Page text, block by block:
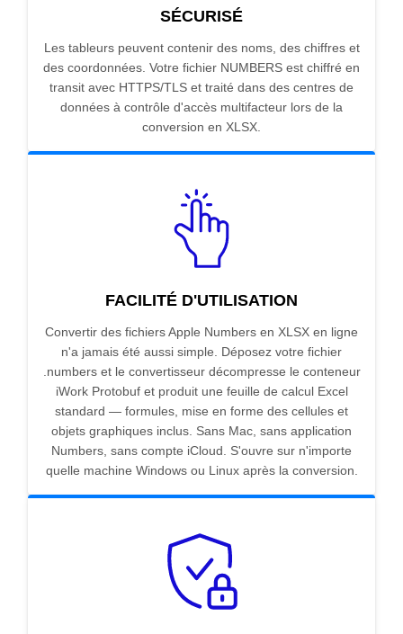
SÉCURISÉ
Les tableurs peuvent contenir des noms, des chiffres et
des coordonnées. Votre fichier NUMBERS est chiffré en
transit avec HTTPS/TLS et traité dans des centres de
données à contrôle d'accès multifacteur lors de la
conversion en XLSX.
FACILITÉ D'UTILISATION
Convertir des fichiers Apple Numbers en XLSX en ligne
n'a jamais été aussi simple. Déposez votre fichier
.numbers et le convertisseur décompresse le conteneur
iWork Protobuf et produit une feuille de calcul Excel
standard — formules, mise en forme des cellules et
objets graphiques inclus. Sans Mac, sans application
Numbers, sans compte iCloud. S'ouvre sur n'importe
quelle machine Windows ou Linux après la conversion.